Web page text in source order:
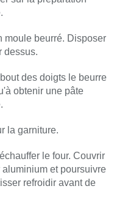
moule beurré. Disposer
dessus.
des doigts le beurre
obtenir une pâte
la garniture.
le four. Couvrir
et poursuivre
refroidir avant de